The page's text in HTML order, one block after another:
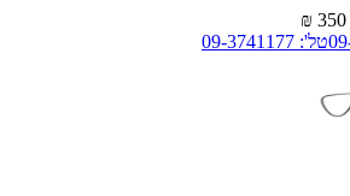
טל': 09-3741177